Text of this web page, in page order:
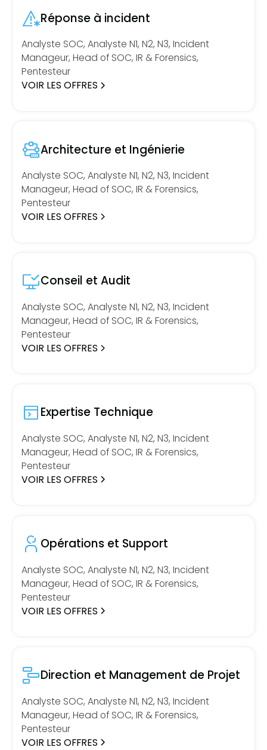
Réponse à incident
Analyste SOC, Analyste N1, N2, N3, Incident
Manageur, Head of SOC, IR & Forensics,
Pentesteur
VOIR LES OFFRES
Architecture et Ingénierie
Analyste SOC, Analyste N1, N2, N3, Incident
Manageur, Head of SOC, IR & Forensics,
Pentesteur
VOIR LES OFFRES
Conseil et Audit
Analyste SOC, Analyste N1, N2, N3, Incident
Manageur, Head of SOC, IR & Forensics,
Pentesteur
VOIR LES OFFRES
Expertise Technique
Analyste SOC, Analyste N1, N2, N3, Incident
Manageur, Head of SOC, IR & Forensics,
Pentesteur
VOIR LES OFFRES
Opérations et Support
Analyste SOC, Analyste N1, N2, N3, Incident
Manageur, Head of SOC, IR & Forensics,
Pentesteur
VOIR LES OFFRES
Direction et Management de Projet
Analyste SOC, Analyste N1, N2, N3, Incident
Manageur, Head of SOC, IR & Forensics,
Pentesteur
VOIR LES OFFRES